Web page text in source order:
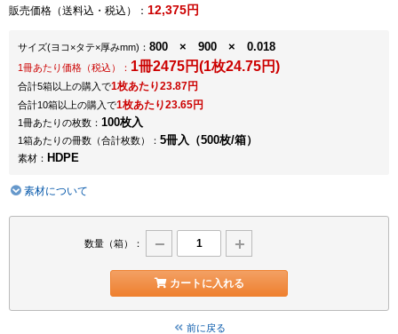
販売価格（送料込・税込）： 12,375円
サイズ(ヨコ×タテ×厚みmm) ： 800 × 900 × 0.018
1冊あたり価格（税込）： 1冊2475円(1枚24.75円)
合計5箱以上の購入で1枚あたり23.87円
合計10箱以上の購入で1枚あたり23.65円
1冊あたりの枚数： 100枚入
1箱あたりの冊数（合計枚数）： 5冊入（500枚/箱）
素材： HDPE
素材について
数量（箱）：
カートに入れる
前に戻る